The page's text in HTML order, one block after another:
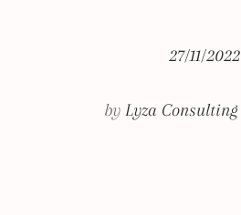
27/11/2022
by Lyza Consulting